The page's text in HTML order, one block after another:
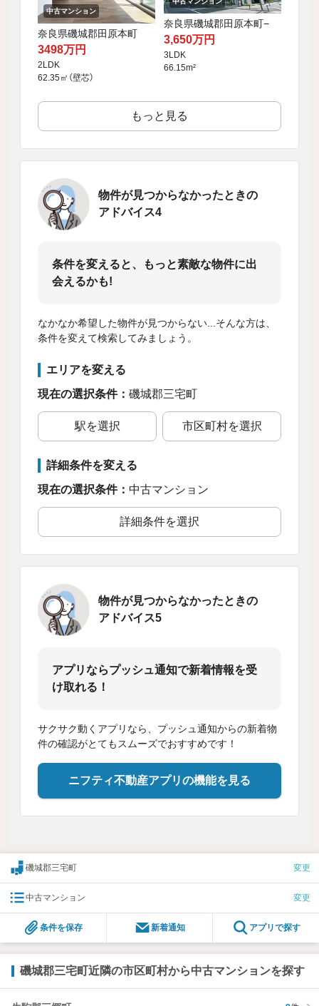
中古マンション
奈良県磯城郡田原本町
3498万円
2LDK
62.35㎡（壁芯）
奈良県磯城郡田原本町−
3,650万円
3LDK
66.15m²
もっと見る
物件が見つからなかったときの
アドバイス4
条件を変えると、もっと素敵な物件に出
会えるかも!
なかなか希望した物件が見つからない...そんな方は、
条件を変えて検索してみましょう。
エリアを変える
現在の選択条件： 磯城郡三宅町
駅を選択 市区町村を選択
詳細条件を変える
現在の選択条件： 中古マンション
詳細条件を選択
物件が見つからなかったときの
アドバイス5
アプリならプッシュ通知で新着情報を受
け取れる！
サクサク動くアプリなら、プッシュ通知からの新着物
件の確認がとてもスムーズでおすすめです！
ニフティ不動産アプリの機能を見る
磯城郡三宅町 変更
中古マンション 変更
条件を保存 新着通知 アプリで探す
磯城郡三宅町近隣の市区町村から中古マンションを探す